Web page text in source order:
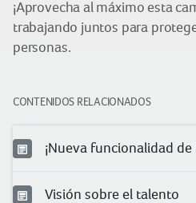
¡Aprovecha al máximo esta
trabajando juntos para
personas.
CONTENIDOS RELACIONADOS
Visión sobre el talento